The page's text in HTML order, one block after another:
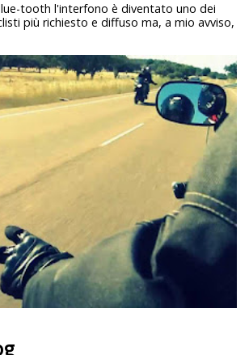
tooth l'interfono è diventato uno dei
più richiesto e diffuso ma, a mio avviso,